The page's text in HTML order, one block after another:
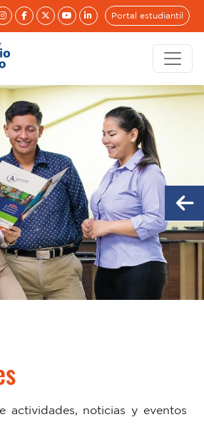
Portal estudiantil
actividades, noticias y eventos